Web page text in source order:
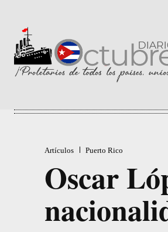
Artículos Puerto Rico
Oscar